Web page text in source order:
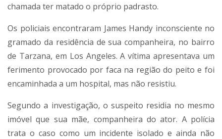
chamada ter matado o próprio padrasto.
Os policiais encontraram James Handy inconsciente no
gramado da residência de sua companheira, no bairro
de Tarzana, em Los Angeles. A vítima apresentava um
ferimento provocado por faca na região do peito e foi
encaminhada a um hospital, mas não resistiu.
Segundo a investigação, o suspeito residia no mesmo
imóvel que sua mãe, companheira do ator. A polícia
trata o caso como um incidente isolado e ainda não